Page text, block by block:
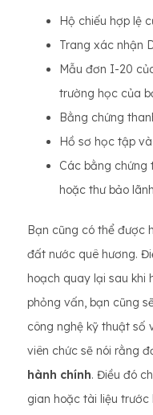
Hộ chiếu hợp lệ
Trang xác nhận
Mẫu đơn I-20
trường học của
Bằng chứng
Hồ sơ học tập
Các bằng chứng
hoặc thư bảo
Bạn cũng có thể được
đất nước quê hương.
hoạch quay lại sau khi
phỏng vấn, bạn cũng
công nghệ kỹ thuật số
viên chức sẽ nói rằng
hành chính. Điều đó
gian hoặc tài liệu